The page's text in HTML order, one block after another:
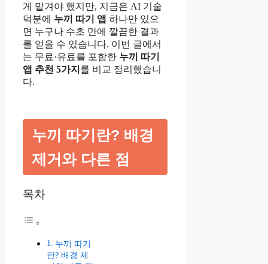
게 맡겨야 했지만, 지금은 AI 기술
덕분에 누끼 따기 앱 하나만 있으
면 누구나 수초 만에 깔끔한 결과
를 얻을 수 있습니다. 이번 글에서
는 무료·유료를 포함한 누끼 따기
앱 추천 5가지 를 비교 정리했습니
다.
누끼 따기란? 배경
제거와 다른 점
목차
누끼 따기
란? 배경 제